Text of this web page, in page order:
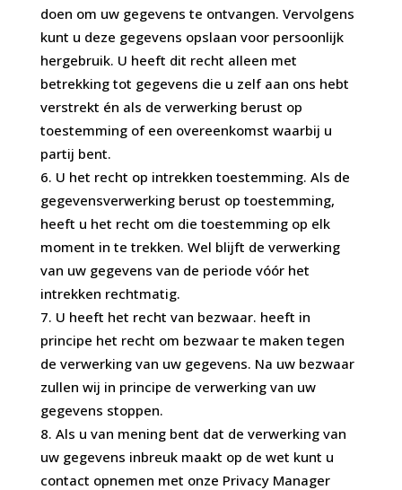
doen om uw gegevens te ontvangen. Vervolgens
kunt u deze gegevens opslaan voor persoonlijk
hergebruik. U heeft dit recht alleen met
betrekking tot gegevens die u zelf aan ons hebt
verstrekt én als de verwerking berust op
toestemming of een overeenkomst waarbij u
partij bent.
U het recht op intrekken toestemming. Als de
gegevensverwerking berust op toestemming,
heeft u het recht om die toestemming op elk
moment in te trekken. Wel blijft de verwerking
van uw gegevens van de periode vóór het
intrekken rechtmatig.
U heeft het recht van bezwaar. heeft in
principe het recht om bezwaar te maken tegen
de verwerking van uw gegevens. Na uw bezwaar
zullen wij in principe de verwerking van uw
gegevens stoppen.
Als u van mening bent dat de verwerking van
uw gegevens inbreuk maakt op de wet kunt u
contact opnemen met onze Privacy Manager